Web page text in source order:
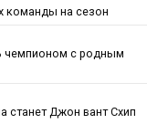
команды на сезон
чемпионом с родным
станет Джон вант Схип